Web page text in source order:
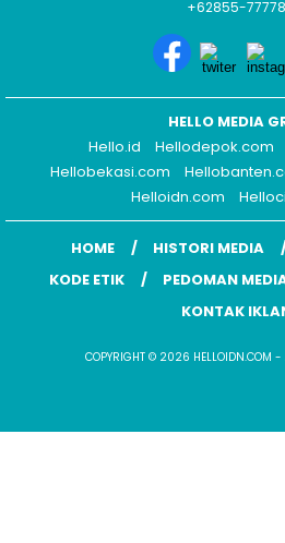
+62855-
HELLO MEDIA
Hello.id
Hellodepok.com
Hellobekasi.com
Helloidn.com
HOME HISTORI MEDIA
KODE ETIK
PEDOMAN
KONTAK
COPYRIGHT © 2026 HELLOIDN.COM -